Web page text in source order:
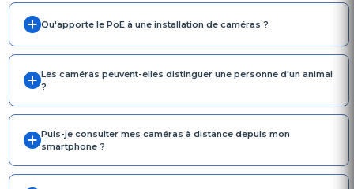
Qu'apporte le PoE à une installation de caméras ?
Les caméras peuvent-elles distinguer une personne d'un animal
?
Puis-je consulter mes caméras à distance depuis mon
smartphone ?